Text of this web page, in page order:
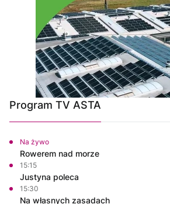
Program TV ASTA
Na żywo
Rowerem nad morze
15:15
Justyna poleca
15:30
Na własnych zasadach